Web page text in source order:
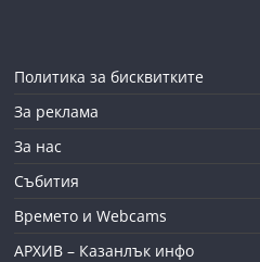
Политика за бисквитките
За реклама
За нас
Събития
Времето и Webcams
АРХИВ – Казанлък инфо